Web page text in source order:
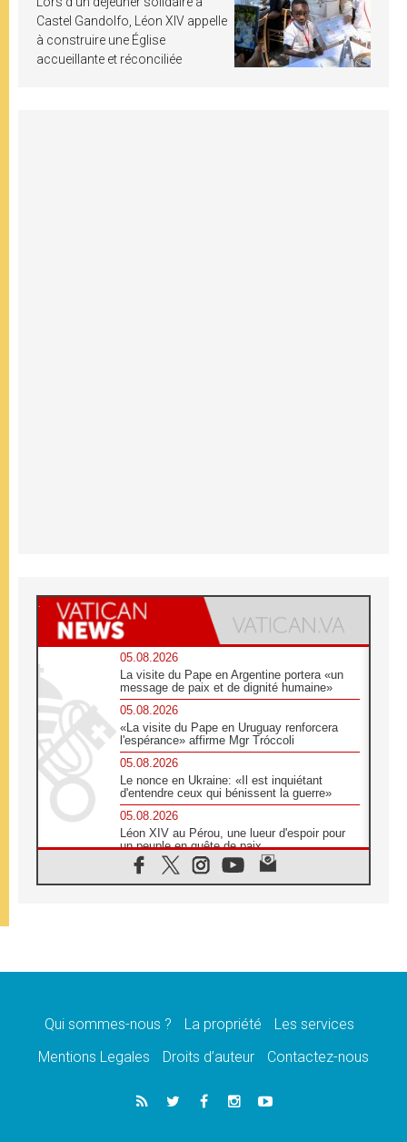
Castel Gandolfo, Léon XIV appelle
à construire une Église
accueillante et réconciliée
05.08.2026
La visite du Pape en Argentine portera «un
message de paix et de dignité humaine»
05.08.2026
«La visite du Pape en Uruguay renforcera
l'espérance» affirme Mgr Tróccoli
05.08.2026
Le nonce en Ukraine: «Il est inquiétant
d'entendre ceux qui bénissent la guerre»
05.08.2026
Léon XIV au Pérou, une lueur d'espoir pour
un peuple en quête de paix
05.08.2026
SCEAM: L'Église en Afrique vers
en Argentine et au Pérou
Audience générale: la prière est un acte
04.08.2026
Léon XIV invite les Chevaliers de Colomb à
Qui sommes-nous ? La propriété
Les services
Mentions Legales
Droits d’auteur Contactez-nous